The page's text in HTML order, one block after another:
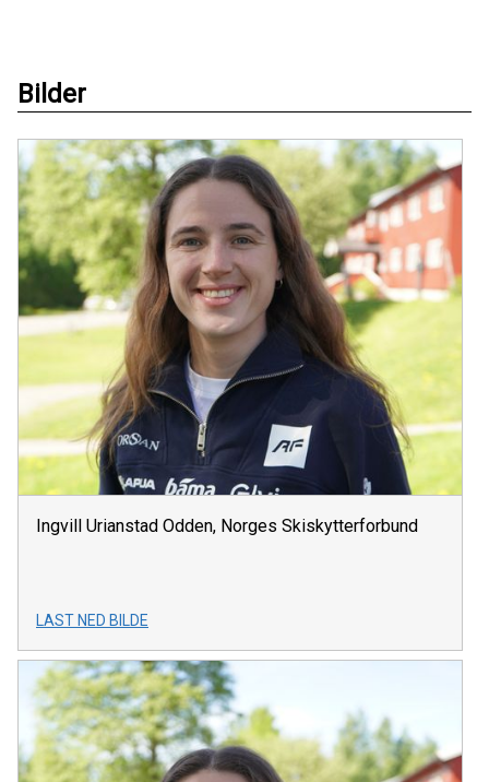
Bilder
Ingvill Urianstad Odden, Norges Skiskytterforbund
LAST NED BILDE